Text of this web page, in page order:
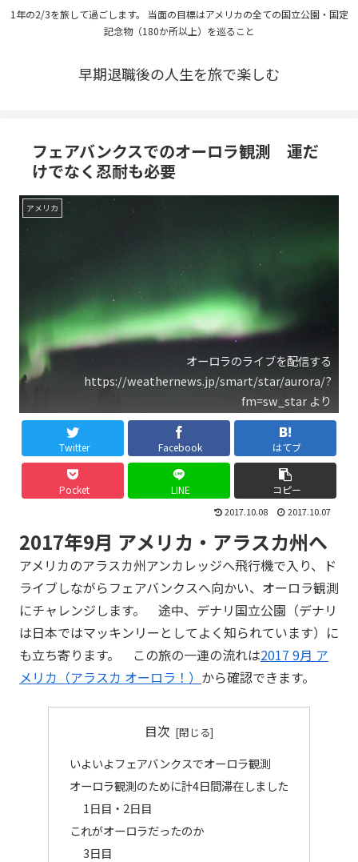
1年の2/3を旅して過ごします。 当面の目標はアメリカの全ての国立公園・国定
記念物（180か所以上）を巡ること
早期退職後の人生を旅で楽しむ
フェアバンクスでのオーロラ観測 運だ
けでなく忍耐も必要
アメリカ
オーロラのライブを配信する
https://weathernews.jp/smart/star/aurora/?
fm=sw_star より
Twitter Facebook はてブ
Pocket LINE コピー
2017.10.08 2017.10.07
2017年9月 アメリカ・アラスカ州へ
アメリカのアラスカ州アンカレッジへ飛行機で入り、ド
ライブしながらフェアバンクスへ向かい、オーロラ観測
にチャレンジします。 途中、デナリ国立公園（デナリ
は日本ではマッキンリーとしてよく知られています）に
も立ち寄ります。 この旅の一連の流れは2017 9月 ア
メリカ（アラスカ オーロラ！） から確認できます。
目次
いよいよフェアバンクスでオーロラ観測
オーロラ観測のために計4日間滞在しました
1日目・2日目
これがオーロラだったのか
3日目